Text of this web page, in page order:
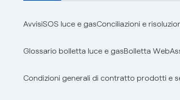
AvvisiSOS luce e gasConciliazioni e
Glossario bolletta luce e gasBolletta Web
Condizioni generali di contratto prodotti e